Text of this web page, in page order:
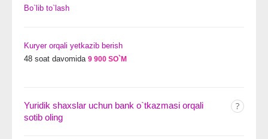
Bo`lib to`lash
Kuryer orqali yetkazib berish
48 soat davomida 9 900 SO`M
Yuridik shaxslar uchun bank o`tkazmasi orqali
sotib oling